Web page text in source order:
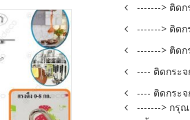
-------> ติด
-------> ติด
-------> ติด
---- ติดกระ
---- ติดกระ
-------> กรุ